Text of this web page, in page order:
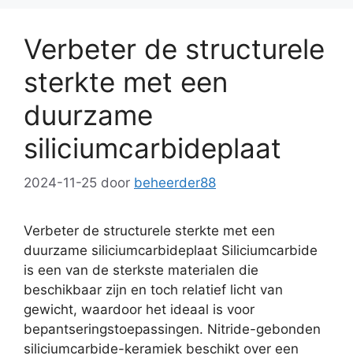
Verbeter de structurele
sterkte met een
duurzame
siliciumcarbideplaat
2024-11-25 door beheerder88
Verbeter de structurele sterkte met een
duurzame siliciumcarbideplaat Siliciumcarbide
is een van de sterkste materialen die
beschikbaar zijn en toch relatief licht van
gewicht, waardoor het ideaal is voor
bepantseringstoepassingen. Nitride-gebonden
siliciumcarbide-keramiek beschikt over een